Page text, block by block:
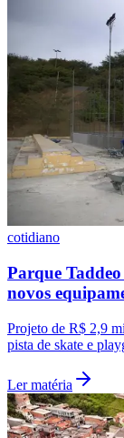
Flamengo
cotidiano
Parque
novos
Projeto de R$ 2,9
pista de skate e
Ler matéria